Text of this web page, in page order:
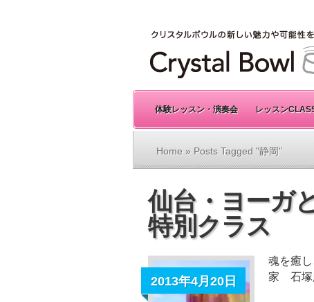
体験レッスン・演奏会 レッスン
Home » Posts Tagged "静岡"
仙台・ヨーガ
特別クラス
2013年4月20日
魂を癒
家 石塚